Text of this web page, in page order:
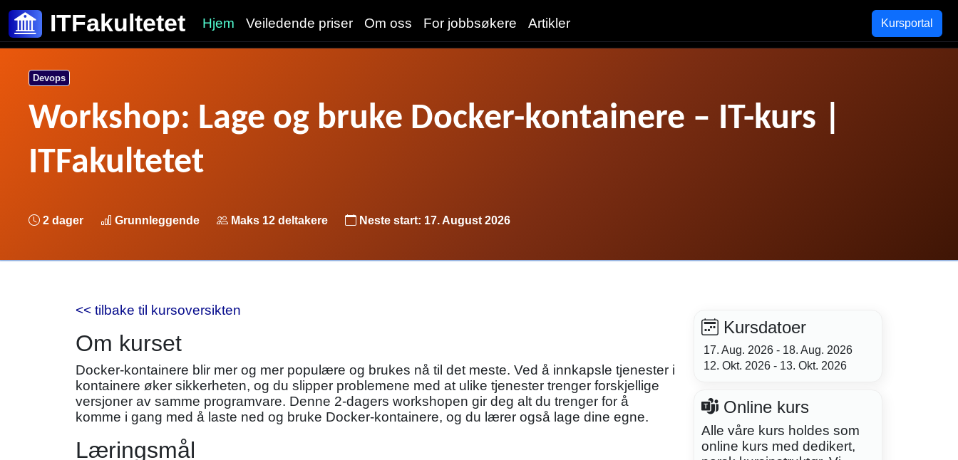
ITFakultetet Hjem Veiledende priser Om oss For jobbsøkere Artikler Kursportal
Devops
Workshop: Lage og bruke Docker-kontainere – IT-kurs |
ITFakultetet
2 dager Grunnleggende Maks 12 deltakere Neste start: 17. August 2026
<< tilbake til kursoversikten
Om kurset
Docker-kontainere blir mer og mer populære og brukes nå til det meste. Ved å innkapsle tjenester i
kontainere øker sikkerheten, og du slipper problemene med at ulike tjenester trenger forskjellige
versjoner av samme programvare. Denne 2-dagers workshopen gir deg alt du trenger for å
komme i gang med å laste ned og bruke Docker-kontainere, og du lærer også lage dine egne.
Læringsmål
Kursdatoer
17. Aug. 2026 - 18. Aug. 2026
12. Okt. 2026 - 13. Okt. 2026
Online kurs
Alle våre kurs holdes som
online kurs med dedikert,